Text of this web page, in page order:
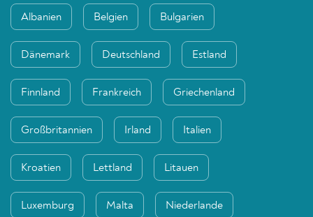
Albanien Belgien Bulgarien
Dänemark Deutschland Estland
Finnland Frankreich Griechenland
Großbritannien Irland Italien
Kroatien Lettland Litauen
Luxemburg Malta Niederlande